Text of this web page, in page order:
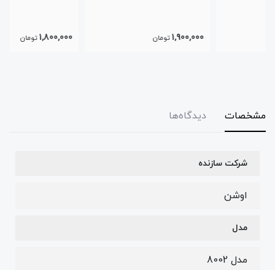
مشخصات دیدگاه‌ها
شرکت سازنده
اوشن
مدل
مدل 8002